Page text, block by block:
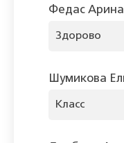
Федас
Здорово
Шумикова
Класс